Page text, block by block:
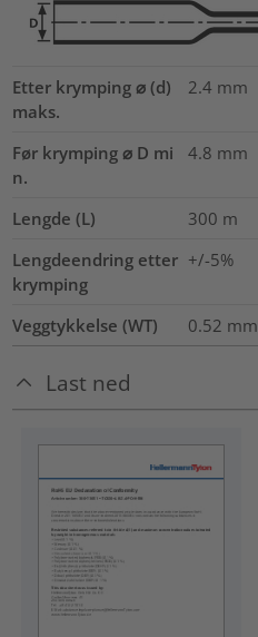
Etter krymping ⌀ (d)
maks.
2.4 mm
Før krymping ⌀ D mi
n.
4.8 mm
Lengde (L) 300 m
Lengdeendring etter
krymping
+/-5%
Veggtykkelse (WT) 0.52 mm
Last ned